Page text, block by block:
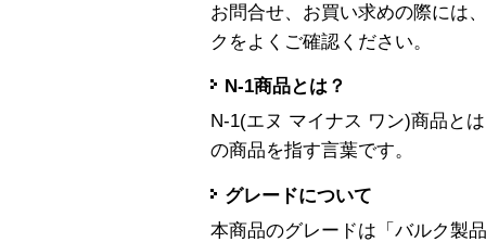
お問合せ、お買い求めの際には
クをよくご確認ください。
N-1商品とは？
N-1(エヌ マイナス ワン)商品と
の商品を指す言葉です。
グレードについて
本商品のグレードは「バルク製